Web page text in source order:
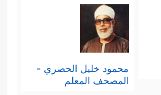
محمود خليل الحصري -
المصحف المعلم